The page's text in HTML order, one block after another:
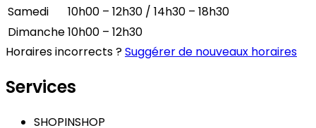
Samedi
10h00 – 12h30 / 14h30 – 18h30
Dimanche10h00 – 12h30
Horaires incorrects ?Suggérer de nouveaux horaires
Services
SHOPINSHOP